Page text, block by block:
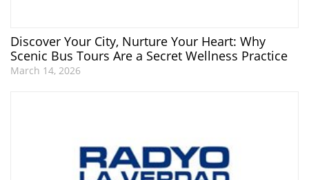
Discover Your City, Nurture Your Heart: Why
Scenic Bus Tours Are a Secret Wellness Practice
March 14, 2026